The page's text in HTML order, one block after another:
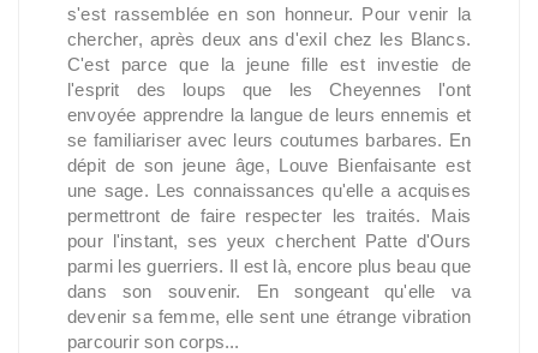
s'est rassemblée en son honneur. Pour venir la
chercher, après deux ans d'exil chez les Blancs.
C'est parce que la jeune fille est investie de
l'esprit des loups que les Cheyennes l'ont
envoyée apprendre la langue de leurs ennemis et
se familiariser avec leurs coutumes barbares. En
dépit de son jeune âge, Louve Bienfaisante est
une sage. Les connaissances qu'elle a acquises
permettront de faire respecter les traités. Mais
pour l'instant, ses yeux cherchent Patte d'Ours
parmi les guerriers. Il est là, encore plus beau que
dans son souvenir. En songeant qu'elle va
devenir sa femme, elle sent une étrange vibration
parcourir son corps...